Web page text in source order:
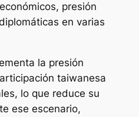
presión
en varias
la presión
taiwanesa
lo que reduce su
ese escenario,